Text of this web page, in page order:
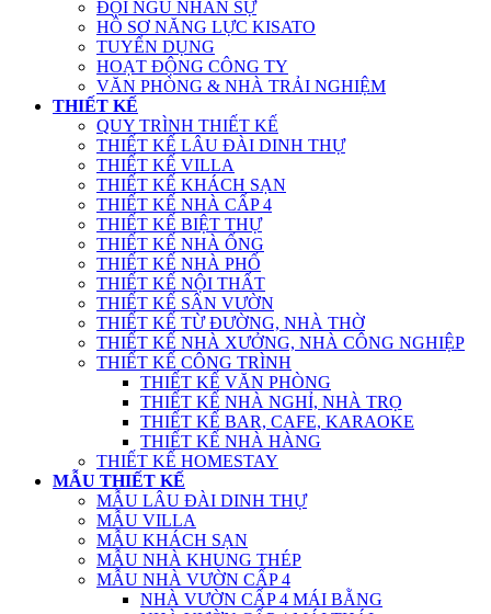
ĐỘI NGŨ NHÂN SỰ
HỒ SƠ NĂNG LỰC KISATO
TUYỂN DỤNG
HOẠT ĐỘNG CÔNG TY
VĂN PHÒNG & NHÀ TRẢI NGHIỆM
THIẾT KẾ
QUY TRÌNH THIẾT KẾ
THIẾT KẾ LÂU ĐÀI DINH THỰ
THIẾT KẾ VILLA
THIẾT KẾ KHÁCH SẠN
THIẾT KẾ NHÀ CẤP 4
THIẾT KẾ BIỆT THỰ
THIẾT KẾ NHÀ ỐNG
THIẾT KẾ NHÀ PHỐ
THIẾT KẾ NỘI THẤT
THIẾT KẾ SÂN VƯỜN
THIẾT KẾ TỪ ĐƯỜNG, NHÀ THỜ
THIẾT KẾ NHÀ XƯỞNG, NHÀ CÔNG NGHIỆP
THIẾT KẾ CÔNG TRÌNH
THIẾT KẾ VĂN PHÒNG
THIẾT KẾ NHÀ NGHỈ, NHÀ TRỌ
THIẾT KẾ BAR, CAFE, KARAOKE
THIẾT KẾ NHÀ HÀNG
THIẾT KẾ HOMESTAY
MẪU THIẾT KẾ
MẪU LÂU ĐÀI DINH THỰ
MẪU VILLA
MẪU KHÁCH SẠN
MẪU NHÀ KHUNG THÉP
MẪU NHÀ VƯỜN CẤP 4
NHÀ VƯỜN CẤP 4 MÁI BẰNG